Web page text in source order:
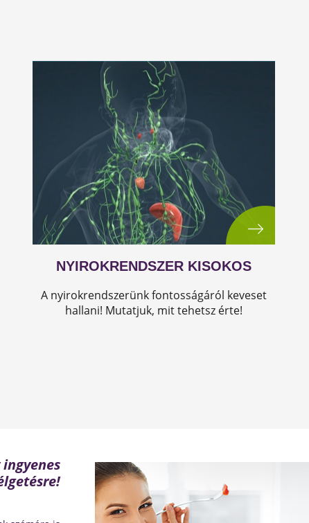
NYIROKRENDSZER KISOKOS
A nyirokrendszerünk fontosságáról keveset
hallani! Mutatjuk, mit tehetsz érte!
ingyenes